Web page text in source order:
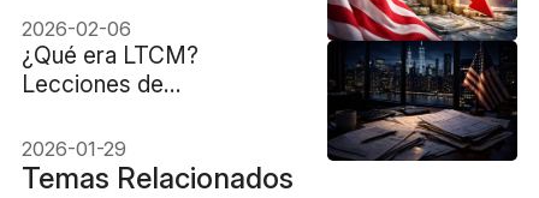
2026-02-06
¿Qué era LTCM?
Lecciones de
traders
2026-01-29
Temas Relacionados